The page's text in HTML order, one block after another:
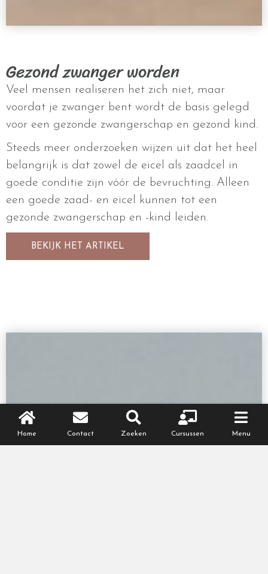
Gezond zwanger worden
Veel mensen realiseren het zich niet, maar
voordat je zwanger bent wordt de basis gelegd
voor een gezonde zwangerschap en gezond kind.
Steeds meer onderzoeken wijzen uit dat het heel
belangrijk is dat zowel de eicel als zaadcel in
goede conditie zijn vóór de bevruchting. Alleen
een goede zaad- en eicel kunnen tot een
gezonde zwangerschap en -kind leiden.
BEKIJK HET ARTIKEL
Home Contact Zoeken Cursussen Menu